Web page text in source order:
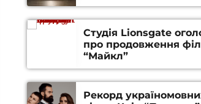
Студія Lionsgate
про продовження
“Майкл”
Рекорд